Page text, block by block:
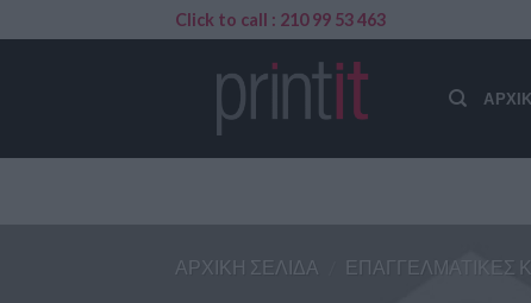
to
Click to call : 210 99 53 463
ΑΡΧΙΚΉ ΣΕΛΊΔΑ ΕΠΑΓΓΕΛΜΑΤΙΚΈΣ